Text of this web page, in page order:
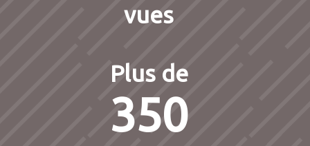
vues
Plus de
350